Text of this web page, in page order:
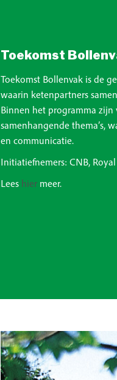
Toekomst
Toekomst Bollenvak is de
waarin ketenpartners
Binnen het programma zijn
samenhangende thema’s,
en communicatie.
Initiatiefnemers: CNB,
Lees hiermeer.